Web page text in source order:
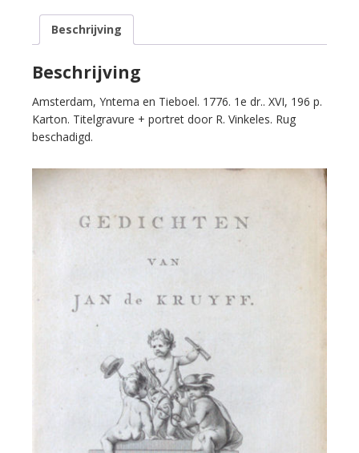
aantal
Beschrijving
Beschrijving
Amsterdam, Yntema en Tieboel. 1776. 1e dr.. XVI, 196 p.
Karton. Titelgravure + portret door R. Vinkeles. Rug
beschadigd.